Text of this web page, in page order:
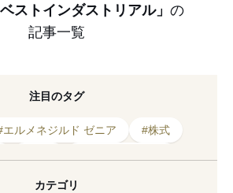
ストインダストリアル」 の
記事一覧
注目のタグ
エルメネジルド ゼニア
#株式
#ニューヨーク証券取引所
カテゴリ